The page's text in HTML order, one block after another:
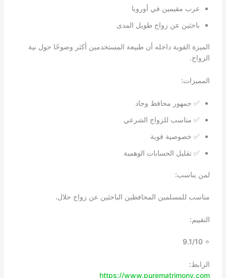
عرب مقيمين في أوروبا
باحثين عن زواج طويل المدى
الميزة القوية داخله أن طبيعة المستخدمين أكثر وضوحًا حول نية
الزواج.
المميزات:
✅ جمهور محافظ وجاد
✅ مناسب للزواج الشرعي
✅ خصوصية قوية
✅ تقليل الحسابات الوهمية
لمن يناسب:
مناسب للمسلمين المحافظين الباحثين عن زواج حلال.
التقييم:
⭐ 9.1/10
الرابط:
https://www.purematrimony.com